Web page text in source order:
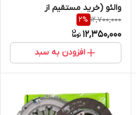
والئو (خرید مستقیم از
واردکننده)
12,700,000
2%
12,350,000
افزودن به سبد